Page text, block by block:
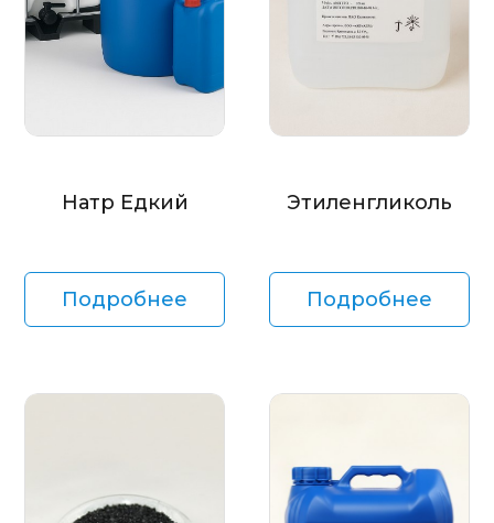
Натр Едкий
Подробнее
Этиленгликоль
Подробнее